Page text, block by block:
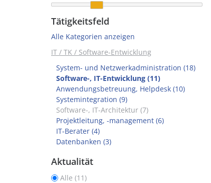
Tätigkeitsfeld
Alle Kategorien anzeigen
IT / TK / Software-Entwicklung
System- und Netzwerkadministration (18)
Software-, IT-Entwicklung (11)
Anwendungsbetreuung, Helpdesk (10)
Systemintegration (9)
Software-, IT-Architektur (7)
Projektleitung, -management (6)
IT-Berater (4)
Datenbanken (3)
Aktualität
Alle (11)